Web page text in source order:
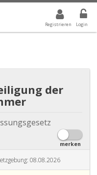
Registrieren Login
WERT IST ALLE
der
merken
08.08.2026